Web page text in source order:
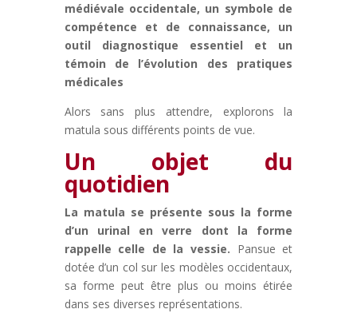
médiévale occidentale, un symbole de
compétence et de connaissance, un
outil diagnostique essentiel et un
témoin de l’évolution des pratiques
médicales
Alors sans plus attendre, explorons la
matula sous différents points de vue.
Un objet du
quotidien
La matula se présente sous la forme
d’un urinal en verre dont la forme
rappelle celle de la vessie. Pansue et
dotée d’un col sur les modèles occidentaux,
sa forme peut être plus ou moins étirée
dans ses diverses représentations.